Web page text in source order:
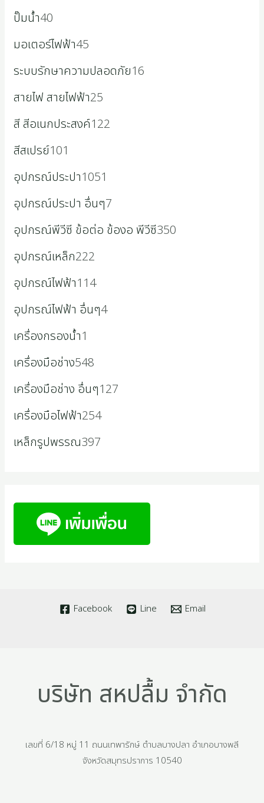
ปั๊มน้ำ40
มอเตอร์ไฟฟ้า45
ระบบรักษาความปลอดภัย16
สายไฟ สายไฟฟ้า25
สี สีอเนกประสงค์122
สีสเปรย์101
อุปกรณ์ประปา1051
อุปกรณ์ประปา อื่นๆ7
อุปกรณ์พีวีซี ข้อต่อ ข้องอ พีวีซี350
อุปกรณ์เหล็ก222
อุปกรณ์ไฟฟ้า114
อุปกรณ์ไฟฟ้า อื่นๆ4
เครื่องกรองน้ำ1
เครื่องมือช่าง548
เครื่องมือช่าง อื่นๆ127
เครื่องมือไฟฟ้า254
เหล็กรูปพรรณ397
Facebook Line Email
บริษัท สหปลื้ม จำกัด
เลขที่ 6/18 หมู่ 11 ถนนเทพารักษ์ ตำบลบางปลา อำเภอบางพลี
จังหวัดสมุทรปราการ 10540